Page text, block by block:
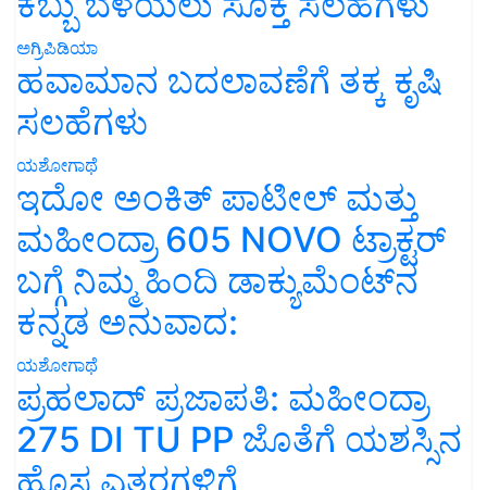
ಅಗ್ರಿಪಿಡಿಯಾ
ಹವಾಮಾನ ಬದಲಾವಣೆಗೆ ತಕ್ಕ ಕೃಷಿ
ಸಲಹೆಗಳು
ಯಶೋಗಾಥೆ
ಇದೋ ಅಂಕಿತ್ ಪಾಟೀಲ್ ಮತ್ತು
ಮಹೀಂದ್ರಾ 605 NOVO ಟ್ರಾಕ್ಟರ್
ಬಗ್ಗೆ ನಿಮ್ಮ ಹಿಂದಿ ಡಾಕ್ಯುಮೆಂಟ್‌ನ
ಕನ್ನಡ ಅನುವಾದ:
ಯಶೋಗಾಥೆ
ಪ್ರಹಲಾದ್ ಪ್ರಜಾಪತಿ: ಮಹೀಂದ್ರಾ
275 DI TU PP ಜೊತೆಗೆ ಯಶಸ್ಸಿನ
ಹೊಸ ಎತ್ತರಗಳಿಗೆ